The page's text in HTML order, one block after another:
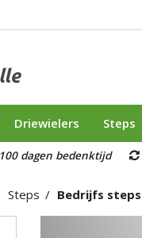
Driewielers Steps
100 dagen bedenktijd
Steps Bedrijfs steps